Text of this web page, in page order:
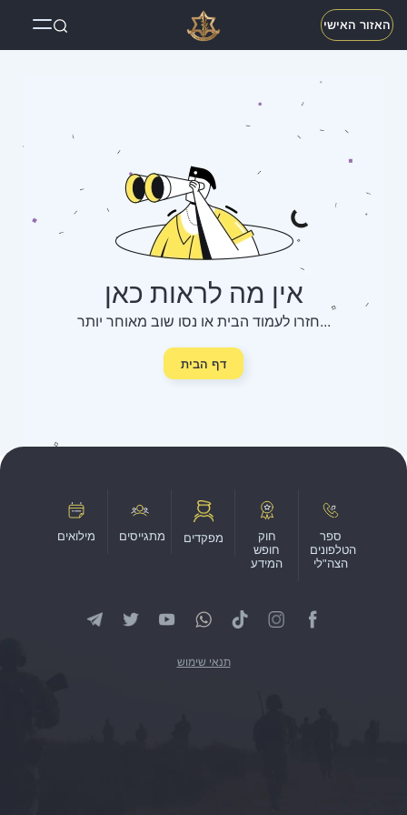
האזור האישי
אין מה לראות כאן
חזרו לעמוד הבית או נסו שוב מאוחר יותר...
דף הבית
מילואים מתגייסים מפקדים
חוק
חופש
המידע
ספר
הטלפונים
הצה"לי
תנאי שימוש